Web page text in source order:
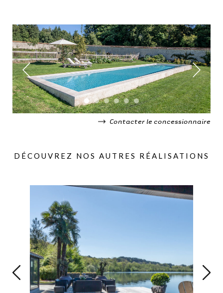
Contacter le concessionnaire
DÉCOUVREZ NOS AUTRES RÉALISATIONS